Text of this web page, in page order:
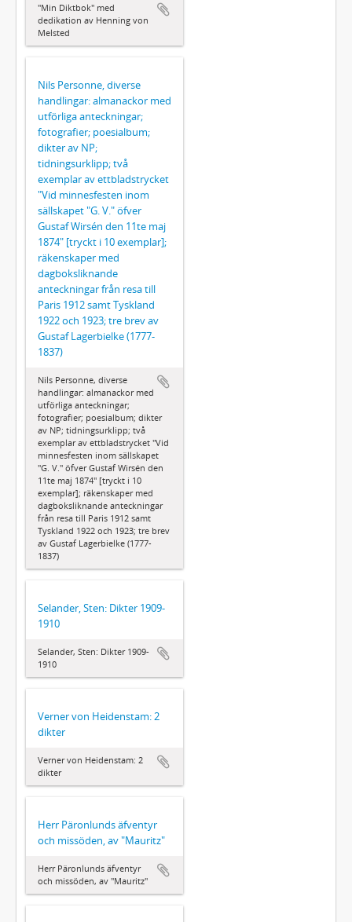
"Min Diktbok" med
dedikation av Henning von
Melsted
Nils Personne, diverse
handlingar: almanackor med
utförliga anteckningar;
fotografier; poesialbum;
dikter av NP;
tidningsurklipp; två
exemplar av ettbladstrycket
"Vid minnesfesten inom
sällskapet "G. V." öfver
Gustaf Wirsén den 11te maj
1874" [tryckt i 10 exemplar];
räkenskaper med
dagboksliknande
anteckningar från resa till
Paris 1912 samt Tyskland
1922 och 1923; tre brev av
Gustaf Lagerbielke (1777-
1837)
Nils Personne, diverse
handlingar: almanackor med
utförliga anteckningar;
fotografier; poesialbum; dikter
av NP; tidningsurklipp; två
exemplar av ettbladstrycket "Vid
minnesfesten inom sällskapet
"G. V." öfver Gustaf Wirsén den
11te maj 1874" [tryckt i 10
exemplar]; räkenskaper med
dagboksliknande anteckningar
från resa till Paris 1912 samt
Tyskland 1922 och 1923; tre brev
av Gustaf Lagerbielke (1777-
1837)
Selander, Sten: Dikter 1909-
1910
Selander, Sten: Dikter 1909-
1910
Verner von Heidenstam: 2
dikter
Verner von Heidenstam: 2
dikter
Herr Päronlunds äfventyr
och missöden, av "Mauritz"
Herr Päronlunds äfventyr
och missöden, av "Mauritz"